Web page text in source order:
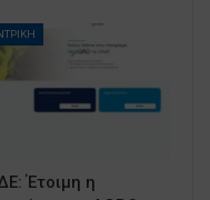
Έτοιμη η